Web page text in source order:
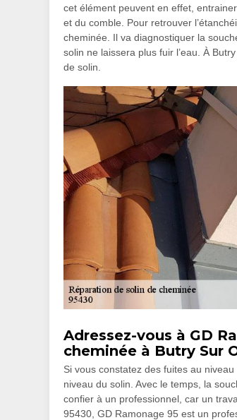
cet élément peuvent en effet,
et du comble. Pour retrouver
cheminée. Il va diagnostiquer la
solin ne laissera plus fuir l’eau. À
de solin.
Adressez-vous à GD
cheminée à Butry Sur
Si vous constatez des fuites au
niveau du solin. Avec le temps, la
confier à un professionnel, car un
95430, GD Ramonage 95 est un